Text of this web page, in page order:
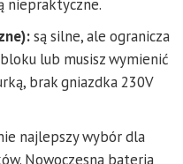
niepraktyczne.
są silne, ale ogranicza
lub musisz wymienić
brak gniazdka 230V
najlepszy wybór dla
Nowoczesna bateria